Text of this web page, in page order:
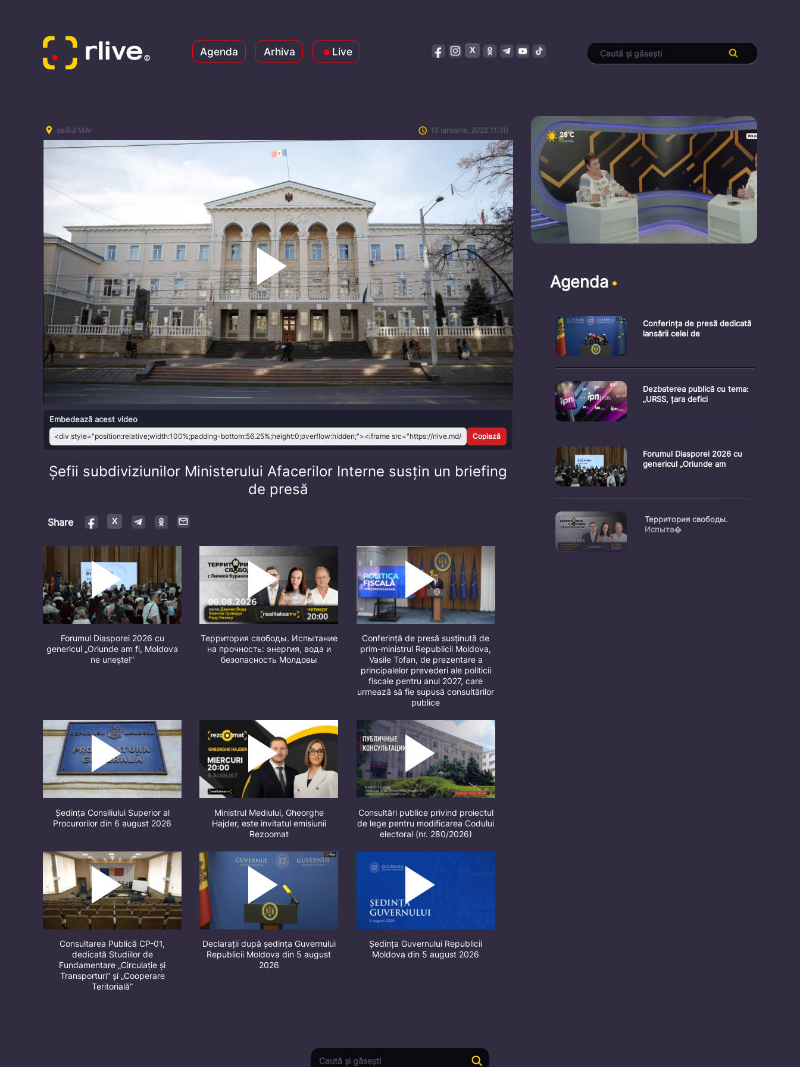
Agenda Arhiva Live
sediul MAI 13 ianuarie, 2022 11:30
Play
Video
Embedează acest video
Copiază
Șefii subdiviziunilor Ministerului Afacerilor Interne susțin un briefing
de presă
Share
Forumul Diasporei 2026 cu
genericul „Oriunde am fi, Moldova
ne unește!”
Территория свободы. Испытание
на прочность: энергия, вода и
безопасность Молдовы
Conferință de presă susținută de
prim-ministrul Republicii Moldova,
Vasile Tofan, de prezentare a
principalelor prevederi ale politicii
fiscale pentru anul 2027, care
urmează să fie supusă consultărilor
publice
Ședința Consiliului Superior al
Procurorilor din 6 august 2026
Ministrul Mediului, Gheorghe
Hajder, este invitatul emisiunii
Rezoomat
Consultări publice privind proiectul
de lege pentru modificarea Codului
electoral (nr. 280/2026)
Consultarea Publică CP-01,
dedicată Studiilor de
Fundamentare „Circulație și
Transporturi” și „Cooperare
Teritorială”
Declarații după ședința Guvernului
Republicii Moldova din 5 august
2026
Ședința Guvernului Republicii
Moldova din 5 august 2026
Agenda
Conferința de presă dedicată
lansării celei de
Dezbaterea publică cu tema:
„URSS, țara defici
Forumul Diasporei 2026 cu
genericul „Oriunde am
Территория свободы.
Испыта�